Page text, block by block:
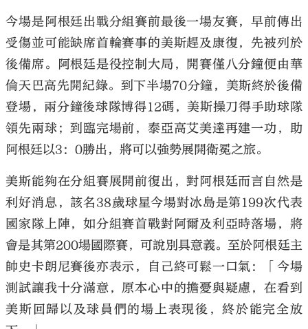
今場是阿根廷出戰分組賽前最後一場友賽，早前傳出
受傷並可能缺席首輪賽事的美斯趕及康復，先被列於
後備席。阿根廷是役控制大局，開賽僅八分鐘便由華
倫天巴高先開紀錄。到下半場70分鐘，美斯終於後備
登場，兩分鐘後球隊博得12碼，美斯操刀得手助球隊
領先兩球；到臨完場前，泰亞高艾美達再建一功，助
阿根廷以3：0勝出，將可以強勢展開衛冕之旅。
美斯能夠在分組賽展開前復出，對阿根廷而言自然是
利好消息，該名38歲球星今場對冰島是第199次代表
國家隊上陣，如分組賽首戰對阿爾及利亞時落場，將
會是其第200場國際賽，可說別具意義。至於阿根廷主
帥史卡朗尼賽後亦表示，自己終可鬆一口氣：「今場
測試讓我十分滿意，原本心中的擔憂與疑慮，在看到
美斯回歸以及球員們的場上表現後，終於能完全放